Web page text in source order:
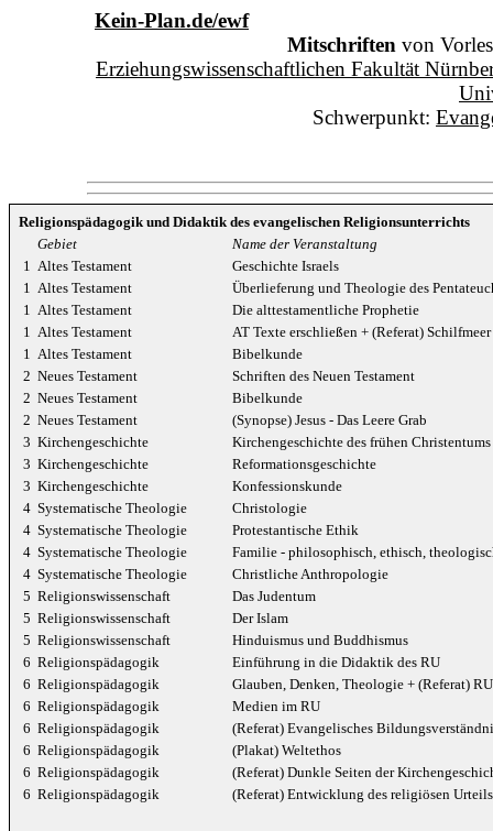
Kein-Plan.de/ewf
Mitschriften von
Erziehungswissenschaftlichen Fakultät
Schwerpunkt:
Religionspädagogik und Didaktik des evangelischen Religionsunterrichts
Gebiet
Name der Veranstaltung
1 Altes Testament
Geschichte Israels
1 Altes Testament
Überlieferung und Theologie des
1 Altes Testament
Die alttestamentliche Prophetie
1 Altes Testament
AT Texte erschließen + (Referat) Schilfmeer
1 Altes Testament
Bibelkunde
2 Neues Testament
Schriften des Neuen Testament
2 Neues Testament
Bibelkunde
2 Neues Testament
(Synopse) Jesus - Das Leere Grab
3 Kirchengeschichte
Kirchengeschichte des frühen
3 Kirchengeschichte
Reformationsgeschichte
3 Kirchengeschichte
Konfessionskunde
4 Systematische Theologie
Christologie
4 Systematische Theologie
Protestantische Ethik
4 Systematische Theologie
Familie - philosophisch, ethisch,
4 Systematische Theologie
Christliche Anthropologie
5 Religionswissenschaft
Das Judentum
5 Religionswissenschaft
Der Islam
5 Religionswissenschaft
Hinduismus und Buddhismus
6 Religionspädagogik
Einführung in die Didaktik des RU
6 Religionspädagogik
Glauben, Denken, Theologie + (Referat)
6 Religionspädagogik
Medien im RU
6 Religionspädagogik
(Referat) Evangelisches
6 Religionspädagogik
(Plakat) Weltethos
6 Religionspädagogik
(Referat) Dunkle Seiten der
6 Religionspädagogik (Referat) Entwicklung des religiösen